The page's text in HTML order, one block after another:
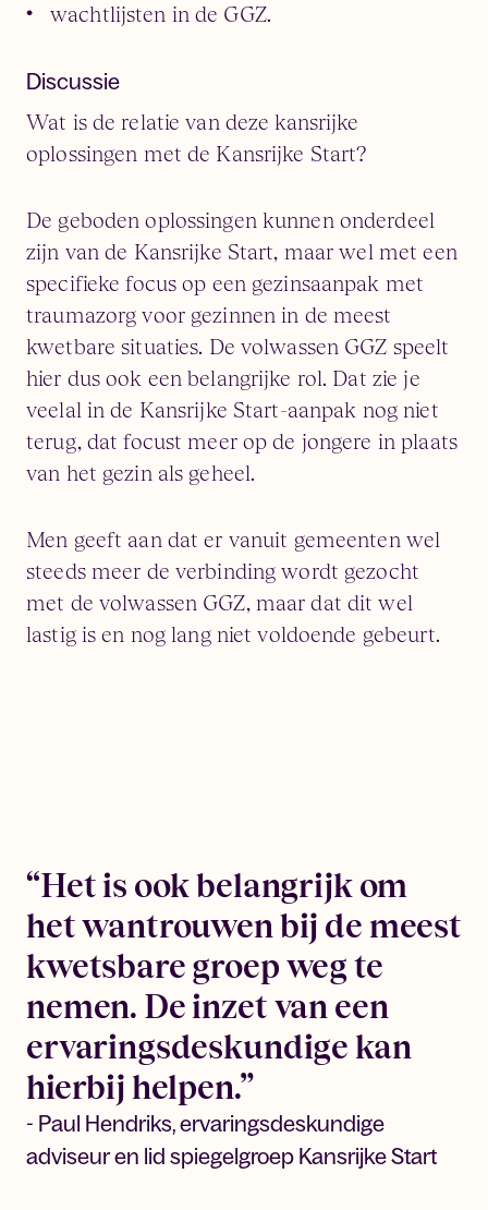
wachtlijsten in de GGZ.
Discussie
Wat is de relatie van deze kansrijke
oplossingen met de Kansrijke Start?
De geboden oplossingen kunnen onderdeel
zijn van de Kansrijke Start, maar wel met een
specifieke focus op een gezinsaanpak met
traumazorg voor gezinnen in de meest
kwetbare situaties. De volwassen GGZ speelt
hier dus ook een belangrijke rol. Dat zie je
veelal in de Kansrijke Start-aanpak nog niet
terug, dat focust meer op de jongere in plaats
van het gezin als geheel.
Men geeft aan dat er vanuit gemeenten wel
steeds meer de verbinding wordt gezocht
met de volwassen GGZ, maar dat dit wel
lastig is en nog lang niet voldoende gebeurt.
“Het is ook belangrijk om
het wantrouwen bij de meest
kwetsbare groep weg te
nemen. De inzet van een
ervaringsdeskundige kan
hierbij helpen.”
- Paul Hendriks, ervaringsdeskundige
adviseur en lid spiegelgroep Kansrijke Start